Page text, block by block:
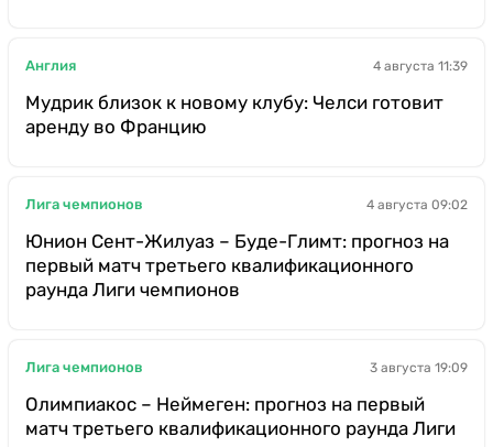
Англия 4 августа 11:39
Мудрик близок к новому клубу: Челси готовит
аренду во Францию
Лига чемпионов 4 августа 09:02
Юнион Сент-Жилуаз – Буде-Глимт: прогноз на
первый матч третьего квалификационного
раунда Лиги чемпионов
Лига чемпионов 3 августа 19:09
Олимпиакос – Неймеген: прогноз на первый
матч третьего квалификационного раунда Лиги